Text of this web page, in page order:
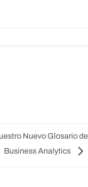
Nuevo Glosario de
Business Analytics